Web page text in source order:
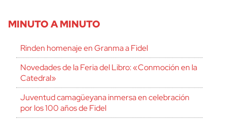
MINUTO A MINUTO
Rinden homenaje en Granma a Fidel
Novedades de la Feria del Libro: «Conmoción en la
Catedral»
Juventud camagüeyana inmersa en celebración
por los 100 años de Fidel